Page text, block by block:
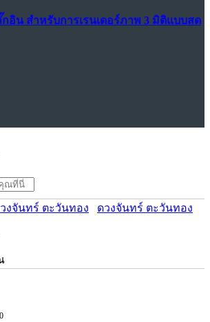
กอิน สำหรับการเรนเดอร์ภาพ 3 มิติแบบสด
ดวงจันทร์ ตะวันทอง